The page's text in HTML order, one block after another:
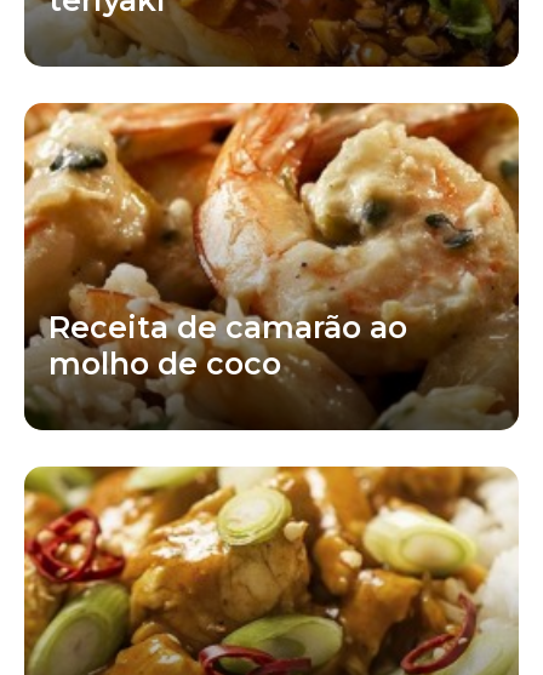
Receita de camarão ao
molho de coco